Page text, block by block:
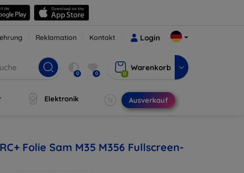
Reklamation Kontakt Login
0 0 0
Warenkorb
Elektronik Ausverkauf
Folie Sam M35 M356 Fullscreen-